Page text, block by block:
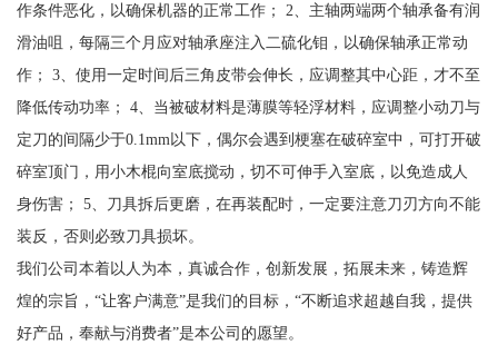
作条件恶化，以确保机器的正常工作； 2、主轴两端两个轴承备有润
滑油咀，每隔三个月应对轴承座注入二硫化钼，以确保轴承正常动
作； 3、使用一定时间后三角皮带会伸长，应调整其中心距，才不至
降低传动功率； 4、当被破材料是薄膜等轻浮材料，应调整小动刀与
定刀的间隔少于0.1mm以下，偶尔会遇到梗塞在破碎室中，可打开破
碎室顶门，用小木棍向室底搅动，切不可伸手入室底，以免造成人
身伤害； 5、刀具拆后更磨，在再装配时，一定要注意刀刃方向不能
装反，否则必致刀具损坏。
我们公司本着以人为本，真诚合作，创新发展，拓展未来，铸造辉
煌的宗旨，“让客户满意”是我们的目标，“不断追求超越自我，提供
好产品，奉献与消费者”是本公司的愿望。